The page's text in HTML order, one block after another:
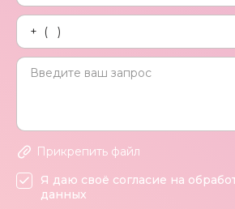
Прикрепить файл
Я даю своё согласие на
данных